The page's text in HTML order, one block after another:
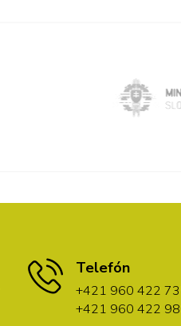
Telefón
+421 960 422
+421 960 422